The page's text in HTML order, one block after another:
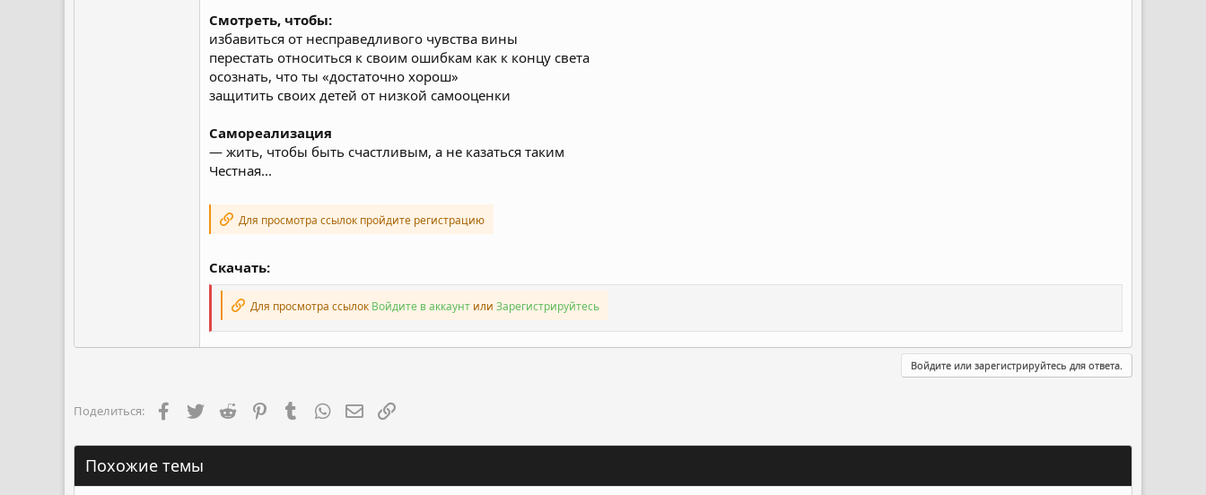
Смотреть, чтобы:
избавиться от несправедливого чувства вины
перестать относиться к своим ошибкам как к концу света
осознать, что ты «достаточно хорош»
защитить своих детей от низкой самооценки
Самореализация
— жить, чтобы быть счастливым, а не казаться таким
Честная...
Для просмотра ссылок пройдите регистрацию
Скачать:
Для просмотра ссылок Войдите в аккаунт или Зарегистрируйтесь
Войдите или зарегистрируйтесь для ответа.
Поделиться: FacebookTwitter Reddit PinterestTumblr WhatsAppЭлектронная почта
Похожие темы